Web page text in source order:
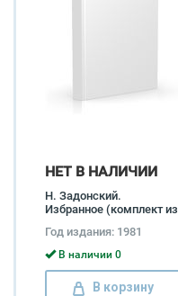
НЕТ В НАЛИЧИИ
Н. Задонский.
Избранное (комплект из
Задонский
Год издания: 1981
В наличии 0
В корзину